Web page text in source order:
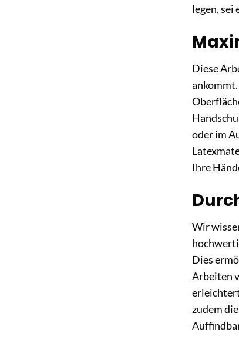
legen, sei
Diese
oder im
Ihre
Wir
Dies
Arbeiten
zudem